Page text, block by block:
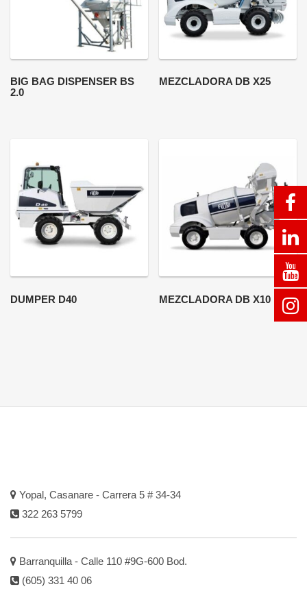
BIG BAG DISPENSER BS
2.0
MEZCLADORA DB X25
DUMPER D40 MEZCLADORA DB X10
Yopal, Casanare - Carrera 5 # 34-34
322 263 5799
Barranquilla - Calle 110 #9G-600 Bod.
(605) 331 40 06